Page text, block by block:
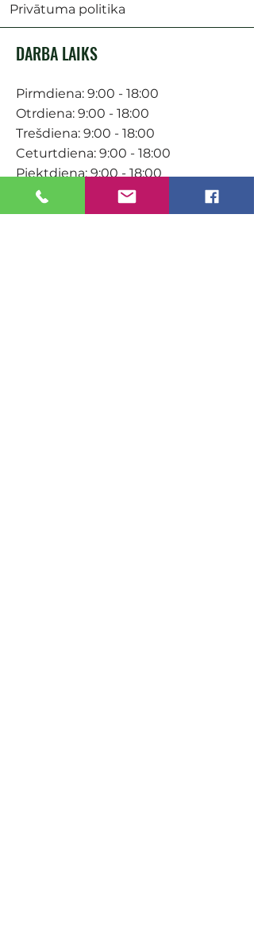
Privātuma politika
DARBA LAIKS
Pirmdiena: 9:00 - 18:00
Otrdiena: 9:00 - 18:00
Trešdiena: 9:00 - 18:00
Ceturtdiena: 9:00 - 18:00
Piektdiena: 9:00 - 18:00
Sestdiena: 9:00-15:00